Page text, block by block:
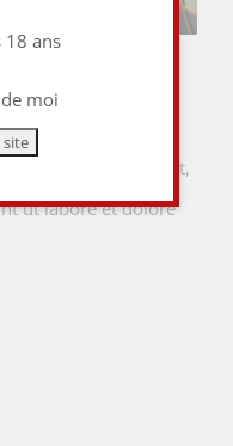
adipiscing elit,
ut labore et dolore
18 ans
moi